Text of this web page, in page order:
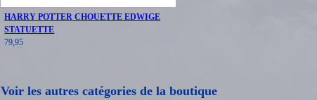
HARRY POTTER CHOUETTE EDWIGE
STATUETTE
79,95
Voir les autres catégories de la boutique